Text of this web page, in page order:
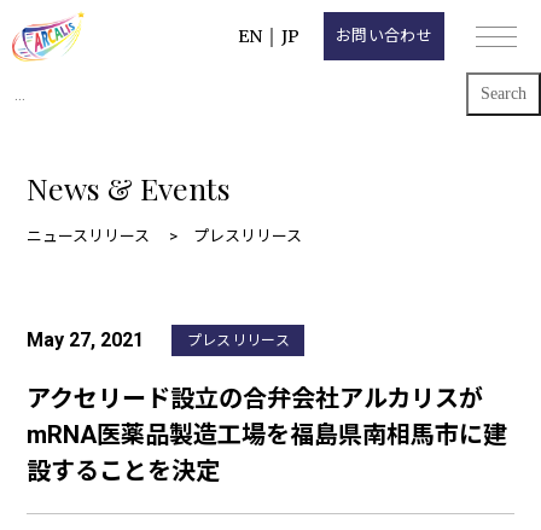
EN JP お問い合わせ
for:
News & Events
ニュースリリース プレスリリース
May 27, 2021 プレスリリース
アクセリード設立の合弁会社アルカリスが
mRNA医薬品製造工場を福島県南相馬市に建
設することを決定